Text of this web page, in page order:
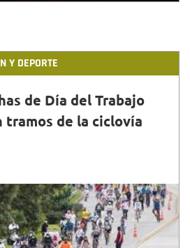
Y DEPORTE
de Día del Trabajo
tramos de la ciclovía
cuáles son los
que por marchas programadas